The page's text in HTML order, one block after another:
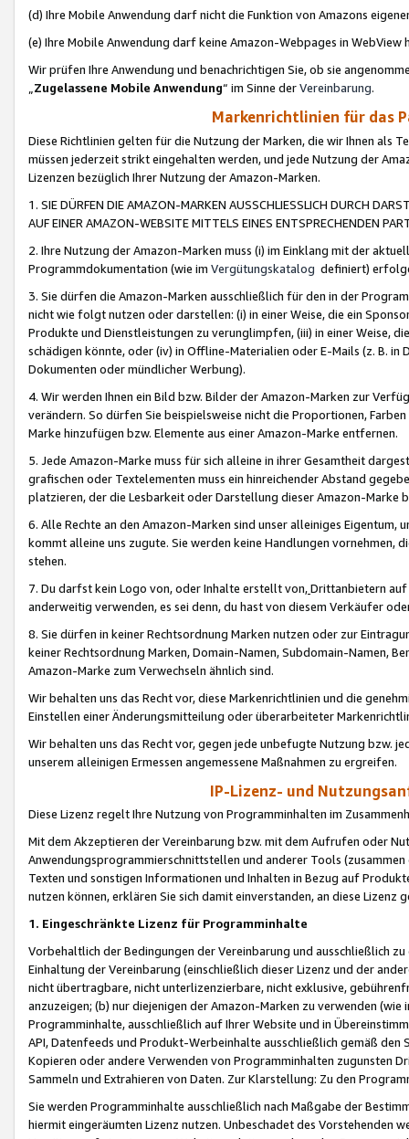
(d) Ihre Mobile Anwendung darf nicht die Funktion von Amazons
(e) Ihre Mobile Anwendung darf keine Amazon-Webpages in WebView
Wir prüfen Ihre Anwendung und benachrichtigen Sie, ob sie
„Zugelassene Mobile Anwendung“ im Sinne derVereinbarung.
Markenrichtlinien für das
Diese Richtlinien gelten für die Nutzung der Marken, die wir Ihnen als
müssen jederzeit strikt eingehalten werden, und jede Nutzung der
Lizenzen bezüglich Ihrer Nutzung der Amazon-Marken.
1. SIE DÜRFEN DIE AMAZON-MARKEN AUSSCHLIESSLICH DURCH
AUF EINER AMAZON-WEBSITE MITTELS EINES ENTSPRECHENDEN
2. Ihre Nutzung der Amazon-Marken muss (i) im Einklang mit der
Programmdokumentation (wie im Vergütungskatalog definiert)
3. Sie dürfen die Amazon-Marken ausschließlich für den in der
nicht wie folgt nutzen oder darstellen: (i) in einer Weise, die ein
Produkte und Dienstleistungen zu verunglimpfen, (iii) in einer Weise,
schädigen könnte, oder (iv) in Offline-Materialien oder E-Mails (z. B. in
Dokumenten oder mündlicher Werbung).
4. Wir werden Ihnen ein Bild bzw. Bilder der Amazon-Marken zur
verändern. So dürfen Sie beispielsweise nicht die Proportionen,
Marke hinzufügen bzw. Elemente aus einer Amazon-Marke entfernen.
5. Jede Amazon-Marke muss für sich alleine in ihrer Gesamtheit
grafischen oder Textelementen muss ein hinreichender Abstand
platzieren, der die Lesbarkeit oder Darstellung dieser Amazon-Marke
6. Alle Rechte an den Amazon-Marken sind unser alleiniges
kommt alleine uns zugute. Sie werden keine Handlungen vornehmen,
stehen.
7. Du darfst kein Logo von, oder Inhalte erstellt von,Drittanbietern auf
anderweitig verwenden, es sei denn, du hast von diesem Verkäufer
8. Sie dürfen in keiner Rechtsordnung Marken nutzen oder zur
keiner Rechtsordnung Marken, Domain-Namen, Subdomain-Namen,
Amazon-Marke zum Verwechseln ähnlich sind.
Wir behalten uns das Recht vor, diese Markenrichtlinien und die
Einstellen einer Änderungsmitteilung oder überarbeiteter
Wir behalten uns das Recht vor, gegen jede unbefugte Nutzung bzw.
unserem alleinigen Ermessen angemessene Maßnahmen zu ergreifen.
IP-Lizenz- und
Diese Lizenz regelt Ihre Nutzung von Programminhalten im
Mit dem Akzeptieren der Vereinbarung bzw. mit dem Aufrufen oder
Anwendungsprogrammierschnittstellen und anderer Tools (zusammen
Texten und sonstigen Informationen und Inhalten in Bezug auf
nutzen können, erklären Sie sich damit einverstanden, an diese Lizenz
1. Eingeschränkte Lizenz für Programminhalte
Vorbehaltlich der Bedingungen der Vereinbarung und ausschließlich
Einhaltung der Vereinbarung (einschließlich dieser Lizenz und der
nicht übertragbare, nicht unterlizenzierbare, nicht exklusive,
anzuzeigen; (b) nur diejenigen der Amazon-Marken zu verwenden
Programminhalte, ausschließlich auf Ihrer Website und in
API, Datenfeeds und Produkt-Werbeinhalte ausschließlich gemäß
Kopieren oder andere Verwenden von Programminhalten zugunsten
Sammeln und Extrahieren von Daten. Zur Klarstellung: Zu den
Sie werden Programminhalte ausschließlich nach Maßgabe der
hiermit eingeräumten Lizenz nutzen. Unbeschadet des Vorstehenden